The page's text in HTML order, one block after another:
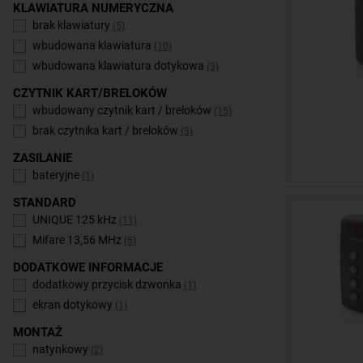
KLAWIATURA NUMERYCZNA
brak klawiatury (5)
wbudowana klawiatura (10)
wbudowana klawiatura dotykowa (3)
CZYTNIK KART/BRELOKÓW
wbudowany czytnik kart / breloków (15)
brak czytnika kart / breloków (3)
ZASILANIE
bateryjne (1)
STANDARD
UNIQUE 125 kHz (11)
Mifare 13,56 MHz (5)
DODATKOWE INFORMACJE
dodatkowy przycisk dzwonka (1)
ekran dotykowy (1)
MONTAŻ
natynkowy (2)